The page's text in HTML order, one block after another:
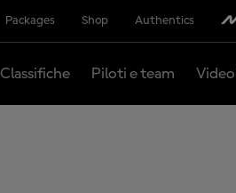
Packages Shop Authentics
Classifiche Piloti e team